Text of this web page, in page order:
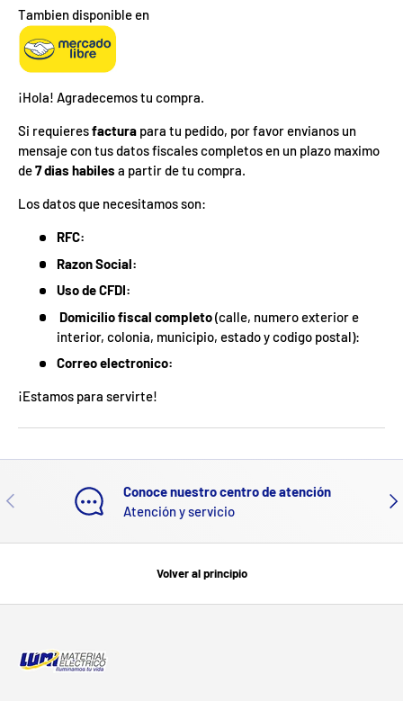
Tambien disponible en
¡Hola! Agradecemos tu compra.
Si requieresfactura para tu pedido, por favor envianos un
mensaje con tus datos fiscales completos en un plazo maximo
de7 dias habiles a partir de tu compra.
Los datos que necesitamos son:
RFC:
Razon Social:
Uso de CFDI:
Domicilio fiscal completo(calle, numero exterior e
interior, colonia, municipio, estado y codigo postal):
Correo electronico:
¡Estamos para servirte!
ANTERIOR
Conoce nuestro centro de atención
Atención y servicio
Volver al principio